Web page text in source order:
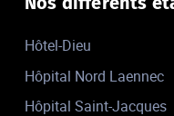
Hôtel-Dieu
Hôpital Nord Laennec
Hôpital Saint-Jacques